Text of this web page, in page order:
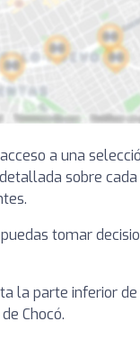
a una
sobre
tomar
la parte inferior
Chocó.